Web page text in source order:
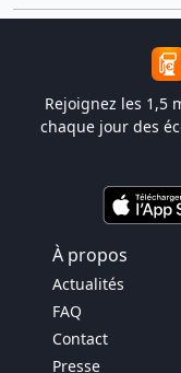
Rejoignez les 1,5
chaque jour des
À propos
Actualités
FAQ
Contact
Presse